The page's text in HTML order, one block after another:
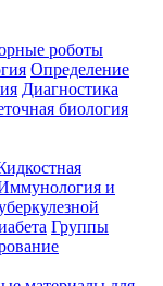
роботы
Определение
Диагностика
биология
и
Группы